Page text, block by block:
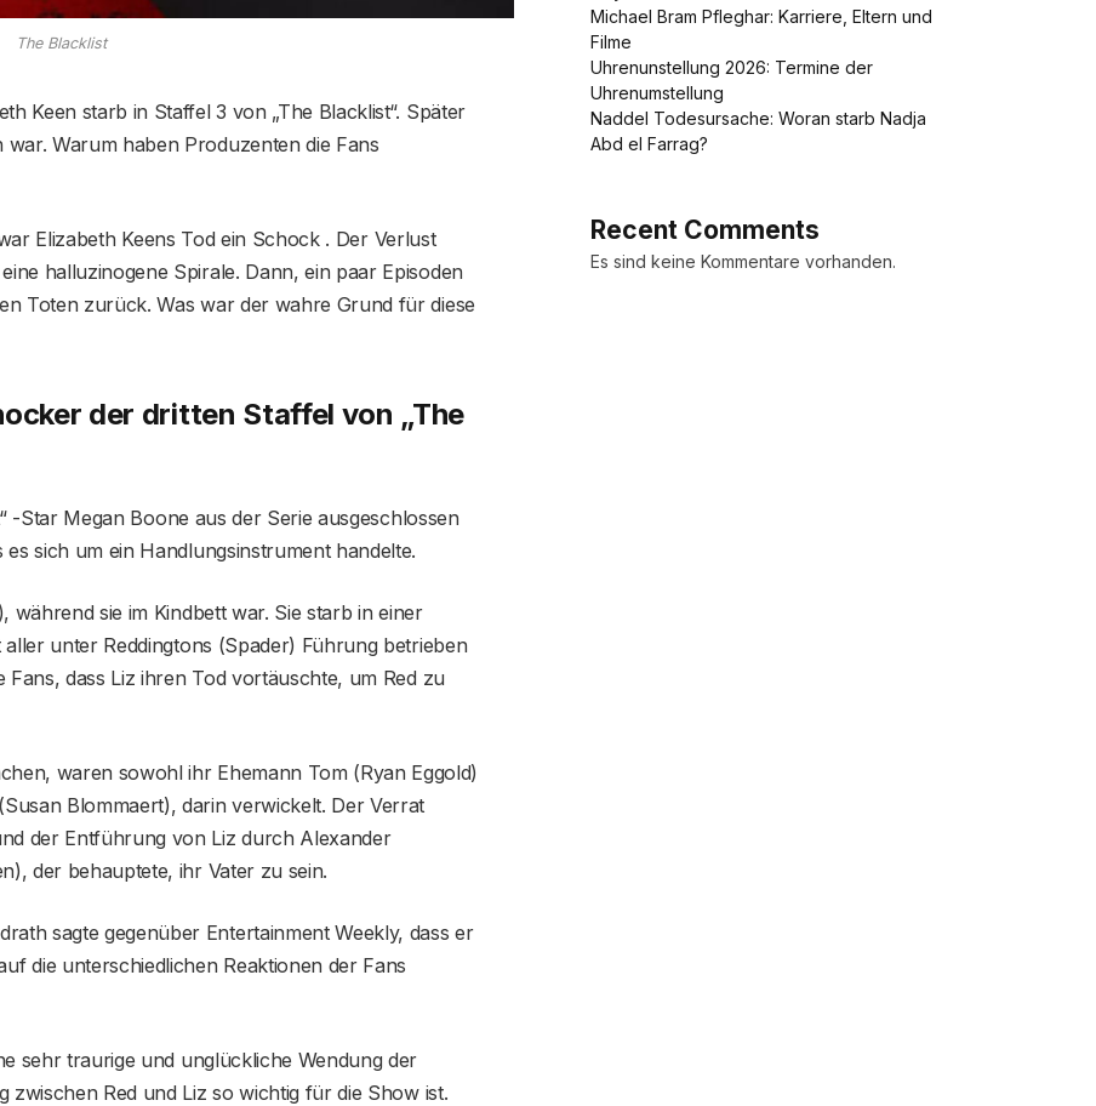
The Blacklist
Keen starb in Staffel 3 von „The Blacklist“. Später
Warum haben Produzenten die Fans
Elizabeth Keens Tod ein Schock . Der Verlust
halluzinogene Spirale. Dann, ein paar Episoden
Toten zurück. Was war der wahre Grund für diese
der dritten Staffel von „The
-Star Megan Boone aus der Serie ausgeschlossen
sich um ein Handlungsinstrument handelte.
während sie im Kindbett war. Sie starb in einer
unter Reddingtons (Spader) Führung betrieben
dass Liz ihren Tod vortäuschte, um Red zu
waren sowohl ihr Ehemann Tom (Ryan Eggold)
Blommaert), darin verwickelt. Der Verrat
der Entführung von Liz durch Alexander
der behauptete, ihr Vater zu sein.
sagte gegenüber Entertainment Weekly, dass er
die unterschiedlichen Reaktionen der Fans
sehr traurige und unglückliche Wendung der
zwischen Red und Liz so wichtig für die Show ist.
Michael Bram Pfleghar: Karriere, Eltern und
Filme
Uhrenunstellung 2026: Termine der
Uhrenumstellung
Naddel Todesursache: Woran starb Nadja
Abd el Farrag?
Recent Comments
Es sind keine Kommentare vorhanden.